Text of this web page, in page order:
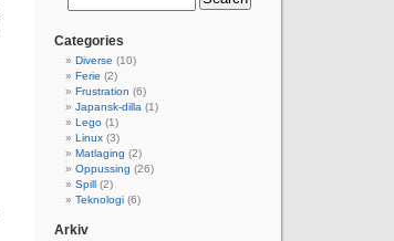
Categories
Diverse (10)
Ferie (2)
Frustration (6)
Japansk-dilla (1)
Lego (1)
Linux (3)
Matlaging (2)
Oppussing (26)
Spill (2)
Teknologi (6)
Arkiv